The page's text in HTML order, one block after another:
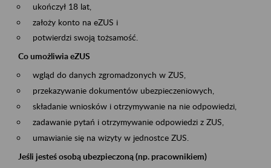
ukończył 18 lat,
założy konto na eZUS i
potwierdzi swoją tożsamość.
Co umożliwia eZUS
wgląd do danych zgromadzonych w ZUS,
przekazywanie dokumentów ubezpieczeniowych,
składanie wniosków i otrzymywanie na nie odpowiedzi,
zadawanie pytań i otrzymywanie odpowiedzi z ZUS,
umawianie się na wizyty w jednostce ZUS.
Jeśli jesteś osobą ubezpieczoną (np. pracownikiem)